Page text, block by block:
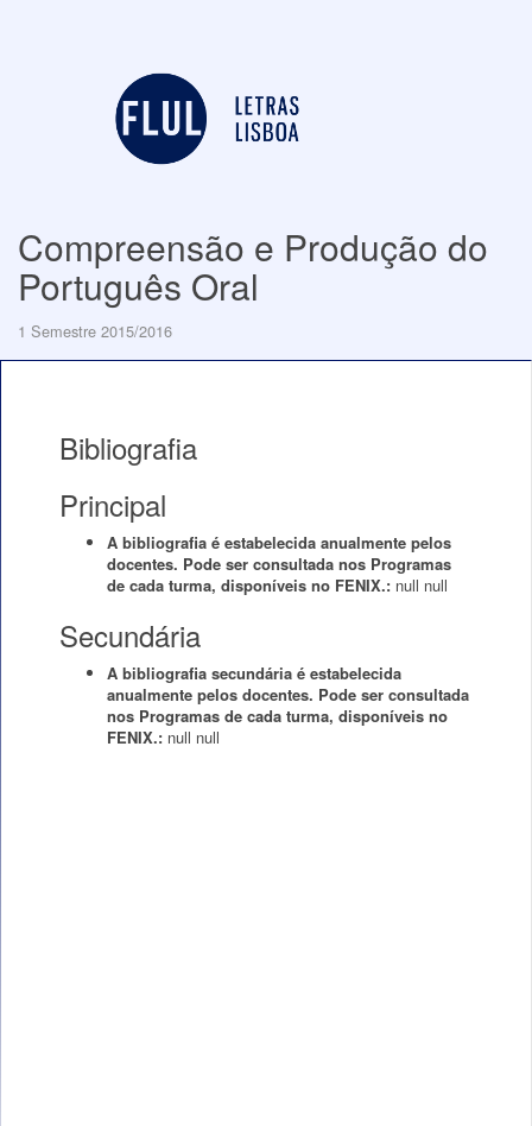
Compreensão e Produção do
Português Oral
1 Semestre 2015/2016
Bibliografia
Principal
A bibliografia é estabelecida anualmente pelos
docentes. Pode ser consultada nos Programas
de cada turma, disponíveis no FENIX.: null null
Secundária
A bibliografia secundária é estabelecida
anualmente pelos docentes. Pode ser consultada
nos Programas de cada turma, disponíveis no
FENIX.: null null